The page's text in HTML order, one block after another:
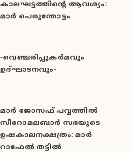
കാലഘട്ടത്തിൻ്റെ ആവശ്യം:
മാർ പെരുന്തോട്ടം
-വെഞ്ചരിപ്പുകർമവും
ഉദ്ഘാടനവും-
മാർ ജോസഫ് പവ്വത്തിൽ
സീറോമലബാർ സഭയുടെ
ഉഷകാലനക്ഷത്രം: മാർ
റാഫേൽ തട്ടിൽ